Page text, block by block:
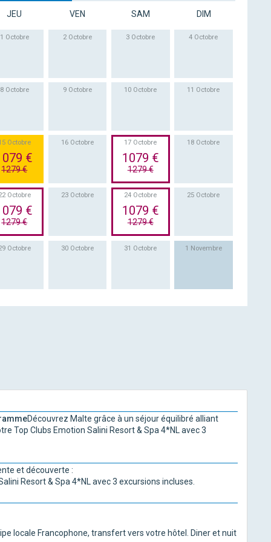
JEU VEN SAM DIM
1 Octobre 2 Octobre 3 Octobre 4 Octobre
8 Octobre 9 Octobre 10 Octobre 11 Octobre
Octobre
€
1279 €
16 Octobre 17 Octobre
1079 €
1279 €
18 Octobre
Octobre
€
1279 €
23 Octobre 24 Octobre
1079 €
1279 €
25 Octobre
Octobre 30 Octobre 31 Octobre 1 Novembre
Découvrez Malte grâce à un séjour équilibré alliant
Top Clubs Emotion Salini Resort & Spa 4*NL avec 3
et découverte :
Resort & Spa 4*NL avec 3 excursions incluses.
locale Francophone, transfert vers votre hôtel. Diner et nuit